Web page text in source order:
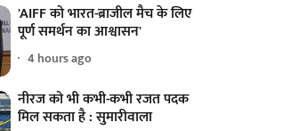
'AIFF को भारत-ब्राजील मैच के लिए
पूर्ण समर्थन का आश्वासन'
4 hours ago
नीरज को भी कभी-कभी रजत पदक
मिल सकता है : सुमारीवाला